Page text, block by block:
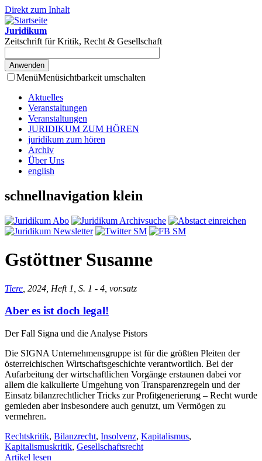
Direkt zum Inhalt
Juridikum
Zeitschrift für Kritik, Recht & Gesellschaft
MenüMenüsichtbarkeit umschalten
Aktuelles
Veranstaltungen
Veranstaltungen
JURIDIKUM ZUM HÖREN
juridikum zum hören
Archiv
Über Uns
english
schnellnavigation klein
Gstöttner Susanne
Tiere , 2024, Heft 1, S. 1 - 4, vor.satz
Aber es ist doch legal!
Der Fall Signa und die Analyse Pistors
Die SIGNA Unternehmensgruppe ist für die größten Pleiten der
österreichischen Wirtschaftsgeschichte verantwortlich. Bei der
Aufarbeitung der wirtschaftlichen Vorgänge erstaunen dabei vor
allem die kalkulierte Umgehung von Transparenzregeln und der
Einsatz bilanzrechtlicher Tricks zur Profitgenerierung – Recht wurde
gemieden aber insbesondere auch genutzt, um Vermögen zu
vermehren.
Rechtskritik, Bilanzrecht, Insolvenz, Kapitalismus,
Kapitalismuskritik, Gesellschaftsrecht
Artikel lesen